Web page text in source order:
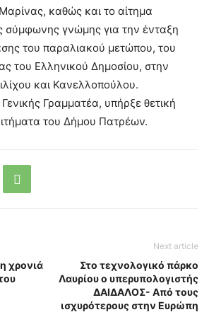
καθώς και το αίτημα
σύμφωνης γνώμης για την ένταξη
του παραλιακού μετώπου, του
του Ελληνικού Δημοσίου, στην
και Κανελλοπούλου.
Γραμματέα, υπήρξε θετική
του Δήμου Πατρέων.
χρονιά
Next article
Στο τεχνολογικό πάρκο
Λαυρίου ο υπερυπολογιστής
ΔΑΙΔΑΛΟΣ- Από τους
ισχυρότερους στην Ευρώπη